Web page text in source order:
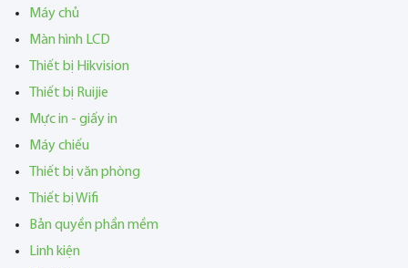
Máy chủ
Màn hình LCD
Thiết bị Hikvision
Thiết bị Ruijie
Mực in - giấy in
Máy chiếu
Thiết bị văn phòng
Thiết bị Wifi
Bản quyền phần mềm
Linh kiện